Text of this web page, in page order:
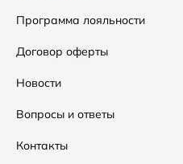
Сумки
Аксессуары
Распродажа
Подарочные сертификаты
Как оформить заказ
Условия возвратов
Таблица размеров
Уход за одеждой
Программа лояльности
Договор оферты
Новости
Вопросы и ответы
Контакты